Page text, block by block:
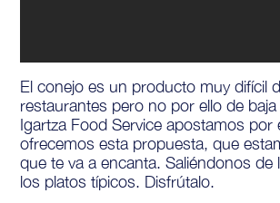
El conejo es un producto muy difícil
restaurantes pero no por ello de
Igartza Food Service apostamos por
ofrecemos esta propuesta, que
que te va a encanta. Saliéndonos de
los platos típicos. Disfrútalo.